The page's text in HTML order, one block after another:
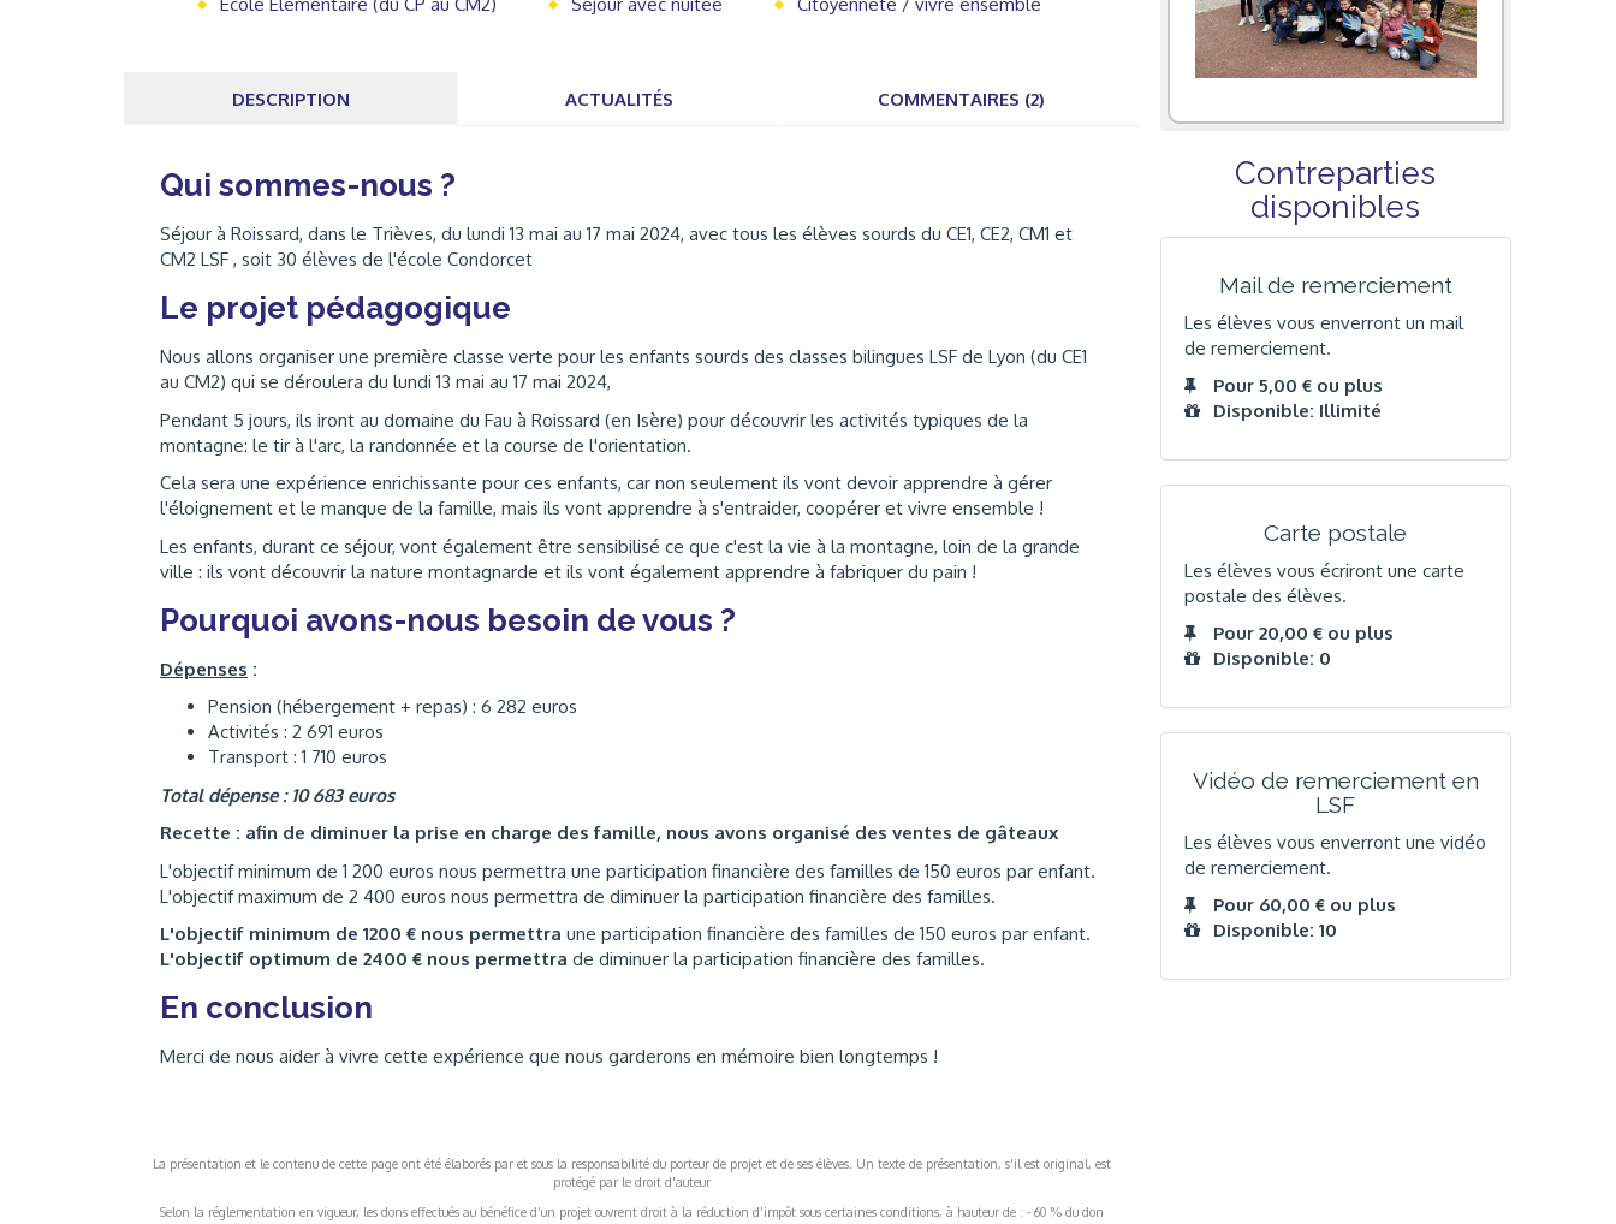
DESCRIPTION ACTUALITÉS COMMENTAIRES (2)
Qui sommes-nous ?
Séjour à Roissard, dans le Trièves, du lundi 13 mai au 17 mai 2024, avec tous les élèves sourds du CE1, CE2, CM1 et
CM2 LSF , soit 30 élèves de l'école Condorcet
Le projet pédagogique
Nous allons organiser une première classe verte pour les enfants sourds des classes bilingues LSF de Lyon (du CE1
au CM2) qui se déroulera du lundi 13 mai au 17 mai 2024,
Pendant 5 jours, ils iront au domaine du Fau à Roissard (en Isère) pour découvrir les activités typiques de la
montagne: le tir à l'arc, la randonnée et la course de l'orientation.
Cela sera une expérience enrichissante pour ces enfants, car non seulement ils vont devoir apprendre à gérer
l'éloignement et le manque de la famille, mais ils vont apprendre à s'entraider, coopérer et vivre ensemble !
Les enfants, durant ce séjour, vont également être sensibilisé ce que c'est la vie à la montagne, loin de la grande
ville : ils vont découvrir la nature montagnarde et ils vont également apprendre à fabriquer du pain !
Pourquoi avons-nous besoin de vous ?
Dépenses :
Pension (hébergement + repas) : 6 282 euros
Activités : 2 691 euros
Transport : 1 710 euros
Total dépense : 10 683 euros
Recette : afin de diminuer la prise en charge des famille, nous avons organisé des ventes de gâteaux
L'objectif minimum de 1 200 euros nous permettra une participation financière des familles de 150 euros par enfant.
L'objectif maximum de 2 400 euros nous permettra de diminuer la participation financière des familles.
L'objectif minimum de 1200 € nous permettra une participation financière des familles de 150 euros par enfant.
L'objectif optimum de 2400 € nous permettra de diminuer la participation financière des familles.
En conclusion
Merci de nous aider à vivre cette expérience que nous garderons en mémoire bien longtemps !
La présentation et le contenu de cette page ont été élaborés par et sous la responsabilité du porteur de projet et de ses élèves. Un texte de présentation, s'il est original, est
protégé par le droit d'auteur
Selon la réglementation en vigueur, les dons effectués au bénéfice d’un projet ouvrent droit à la réduction d’impôt sous certaines conditions, à hauteur de : - 60 % du don
Contreparties
disponibles
Mail de remerciement
Les élèves vous enverront un mail
de remerciement.
Pour 5,00 € ou plus
Disponible: Illimité
Carte postale
Les élèves vous écriront une carte
postale des élèves.
Pour 20,00 € ou plus
Disponible: 0
Vidéo de remerciement en
LSF
Les élèves vous enverront une vidéo
de remerciement.
Pour 60,00 € ou plus
Disponible: 10